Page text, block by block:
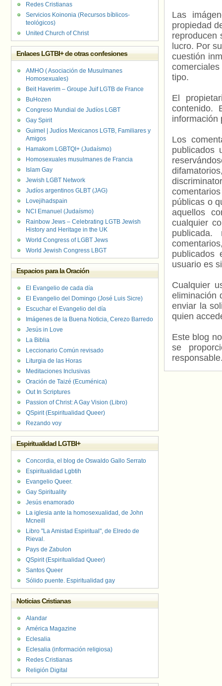
Las
propiedad
reproducen
lucro. Por
cuestión
tipo.
El
contenido.
información
Los
publicados
públicas o
aquellos
cualquier
usuario es
Cualquier
eliminación
enviar la
quien
Este blog
se
Redes Cristianas
Servicios Koinonia (Recursos bíblicos-
teológicos)
United Church of Christ
Enlaces LGTBI+ de otras confesiones
AMHO ( Asociación de Musulmanes
Homosexuales)
Beit Haverim – Groupe Juif LGTB de France
BuHozen
Congreso Mundial de Judíos LGBT
Gay Spirit
Guimel | Judíos Mexicanos LGTB, Familiares y
Amigos
Hamakom LGBTQI+ (Judaísmo)
Homosexuales musulmanes de Francia
Islam Gay
Jewish LGBT Network
Judíos argentinos GLBT (JAG)
Lovejihadspain
NCI Emanuel (Judaísmo)
Rainbow Jews – Celebrating LGTB Jewish
History and Heritage in the UK
World Congress of LGBT Jews
World Jewish Congress LBGT
Espacios para la Oración
El Evangelio de cada día
El Evangelio del Domingo (José Luis Sicre)
Escuchar el Evangelio del día
Imágenes de la Buena Noticia, Cerezo Barredo
Jesús in Love
La Biblia
Leccionario Común revisado
Liturgia de las Horas
Meditaciones Inclusivas
Oración de Taizé (Ecuménica)
Out In Scriptures
Passion of Christ: A Gay Vision (Libro)
QSpirit (Espiritualidad Queer)
Rezando voy
Espiritualidad LGTBI+
Concordia, el blog de Oswaldo Gallo Serrato
Espiritualidad Lgbtih
Evangelio Queer.
Gay Spirituality
Jesús enamorado
La iglesia ante la homosexualidad, de John
Mcneill
Libro "La Amistad Espiritual", de Elredo de
Rieval.
Pays de Zabulon
QSpirit (Espiritualidad Queer)
Santos Queer
Sólido puente. Espiritualidad gay
Noticias Cristianas
Alandar
América Magazine
Eclesalia
Eclesalia (información religiosa)
Redes Cristianas
Religión Digital